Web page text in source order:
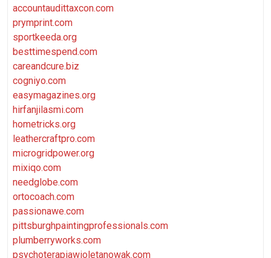
accountaudittaxcon.com
prymprint.com
sportkeeda.org
besttimespend.com
careandcure.biz
cogniyo.com
easymagazines.org
hirfanjilasmi.com
hometricks.org
leathercraftpro.com
microgridpower.org
mixiqo.com
needglobe.com
ortocoach.com
passionawe.com
pittsburghpaintingprofessionals.com
plumberryworks.com
psychoterapiawioletanowak.com